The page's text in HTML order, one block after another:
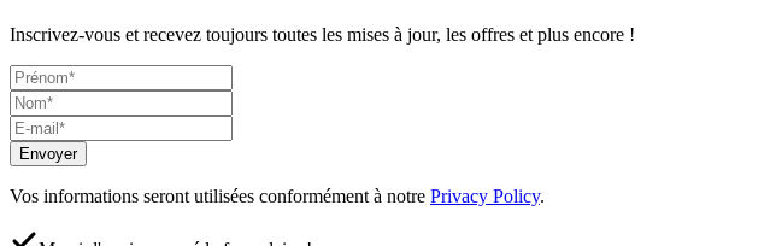
Inscrivez-vous et recevez toujours toutes les mises à jour, les offres et plus encore !
Envoyer
Vos informations seront utilisées conformément à notre Privacy Policy.